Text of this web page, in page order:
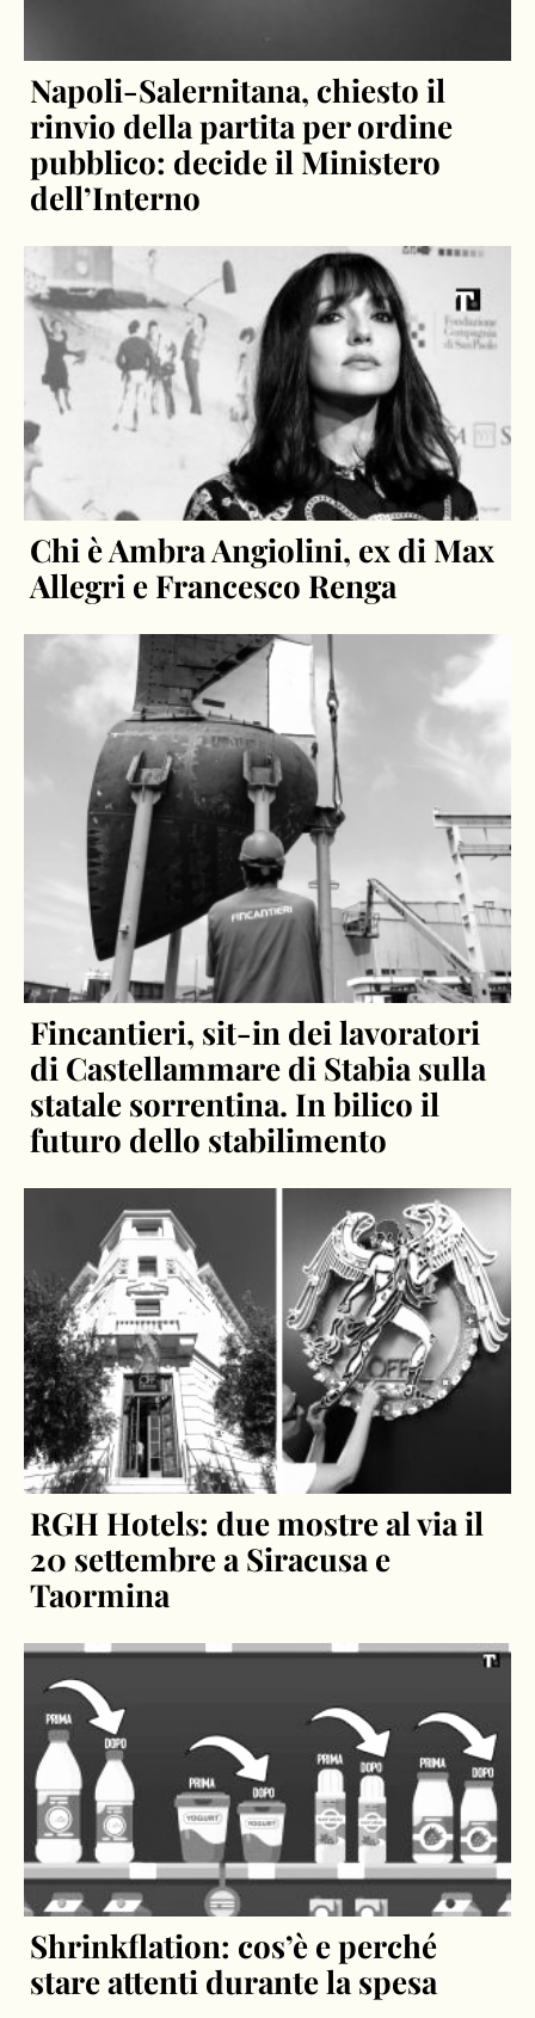
Napoli-Salernitana, chiesto il
rinvio della partita per ordine
pubblico: decide il Ministero
dell’Interno
Chi è Ambra Angiolini, ex di Max
Allegri e Francesco Renga
Fincantieri, sit-in dei lavoratori
di Castellammare di Stabia sulla
statale sorrentina. In bilico il
futuro dello stabilimento
RGH Hotels: due mostre al via il
20 settembre a Siracusa e
Taormina
Shrinkflation: cos’è e perché
stare attenti durante la spesa